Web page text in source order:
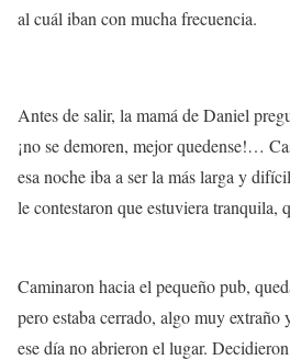
al cuál iban con mucha frecuencia.
Antes de salir, la mamá de Daniel
¡no se demoren, mejor quedense!…
esa nocheiba a ser la más larga y
le contestaron que estuviera tranquila,
Caminaron hacia el pequeño pub,
pero estaba cerrado, algo muy extraño
ese día no abrieron el lugar.